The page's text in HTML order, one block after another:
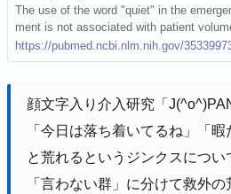
h patient volume: A
ed trial - PubMed
The use of the word "quiet" in the
ment is not associated with patient
mized controlled trial
https://pubmed.ncbi.nlm.nih.gov/
顔文字入り介入研究「
「今日は落ち着いてるね」「
と荒れるというジンクスについ
「言わない群」に分けて救外